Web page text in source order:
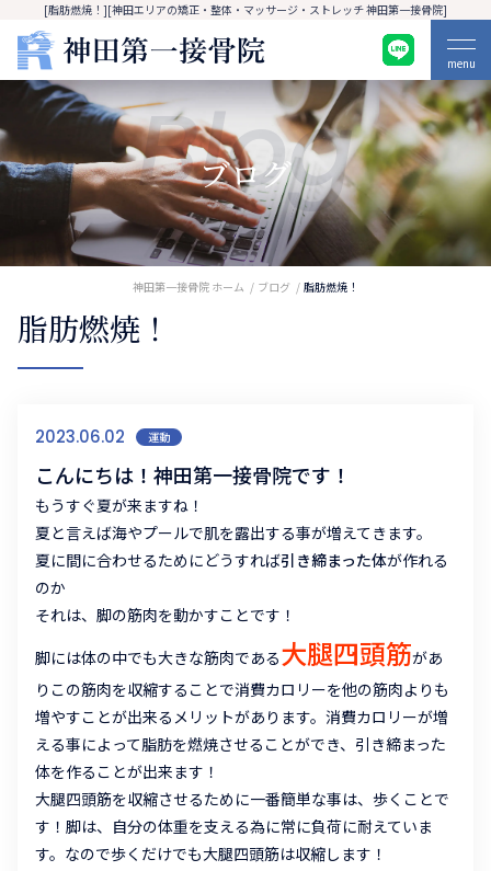
[脂肪燃焼！][神田エリアの矯正・整体・マッサージ・ストレッチ 神田第一接骨院]
menu
Blog
ブログ
神田第一接骨院 ホーム ブログ 脂肪燃焼！
脂肪燃焼！
2023.06.02 運動
こんにちは！神田第一接骨院です！
もうすぐ夏が来ますね！
夏と言えば海やプールで肌を露出する事が増えてきます。
夏に間に合わせるためにどうすれば引き締まった体が作れる
のか
それは、脚の筋肉を動かすことです！
脚には体の中でも大きな筋肉である大腿四頭筋があ
りこの筋肉を収縮することで消費カロリーを他の筋肉よりも
増やすことが出来るメリットがあります。消費カロリーが増
える事によって脂肪を燃焼させることができ、引き締まった
体を作ることが出来ます！
大腿四頭筋を収縮させるために一番簡単な事は、歩くことで
す！脚は、自分の体重を支える為に常に負荷に耐えていま
す。なので歩くだけでも大腿四頭筋は収縮します！